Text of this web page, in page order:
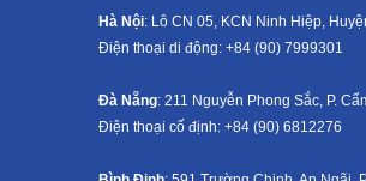
Hà Nội: Lô CN 05, KCN Ninh Hiệp,
Điện thoại di động: +84 (90) 7999301
Đà Nẵng: 211 Nguyễn Phong Sắc, P.
Điện thoại cố định: +84 (90) 6812276